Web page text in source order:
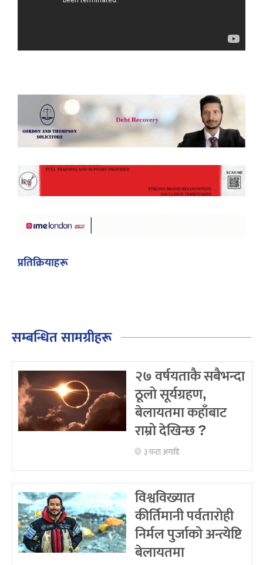
प्रतिक्रियाहरू
सम्बन्धित सामग्रीहरू
२७ वर्षयताकै सबैभन्दा
ठूलो सूर्यग्रहण,
बेलायतमा कहाँबाट
राम्रो देखिन्छ ?
३ घन्टा अगाडि
विश्वविख्यात
कीर्तिमानी पर्वतारोही
निर्मल पुर्जाको अन्त्येष्टि
बेलायतमा